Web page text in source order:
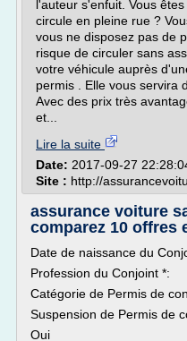
l'auteur s'enfuit. Vous
circule en pleine rue ?
vous ne disposez pas de
risque de circuler sans
votre véhicule auprès
permis . Elle vous servira
Avec des prix très
et...
Lire la suite
Date: 2017-09-27
Site : http://
assurance voiture
comparez 10 offres
Date de naissance du
Profession du Conjoint *:
Catégorie de Permis de
Suspension de Permis de
Oui